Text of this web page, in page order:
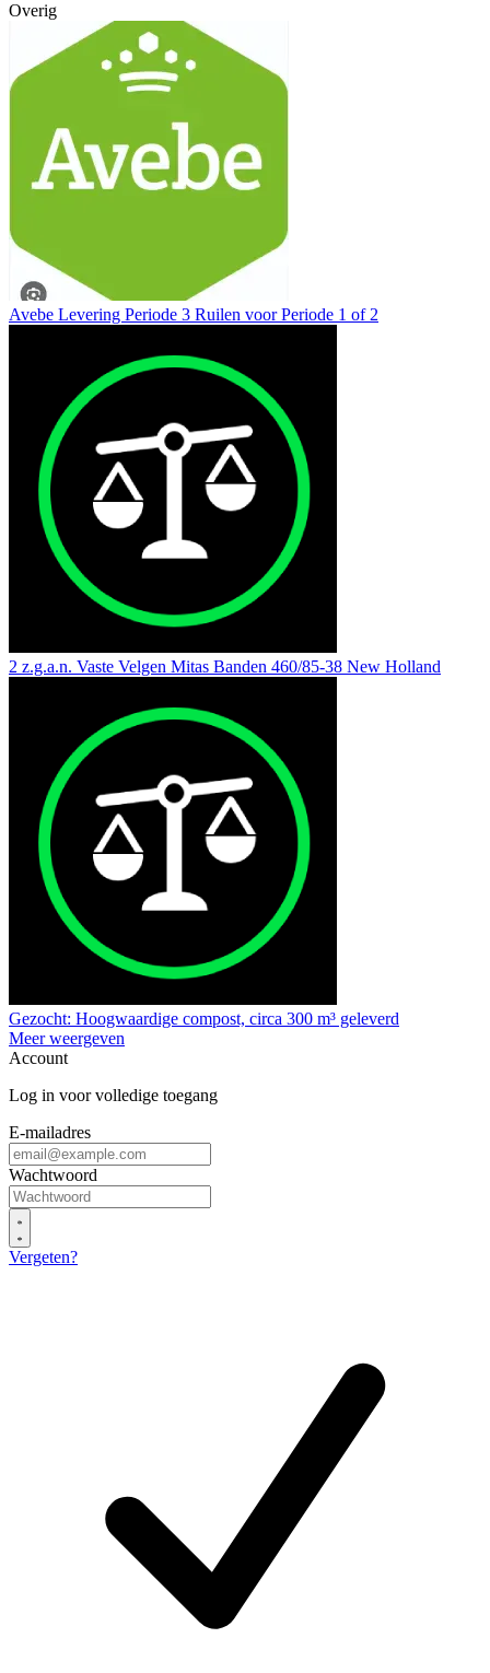
Overig
Avebe Levering Periode 3 Ruilen voor Periode 1 of 2
2 z.g.a.n. Vaste Velgen Mitas Banden 460/85-38 New Holland
Gezocht: Hoogwaardige compost, circa 300 m³ geleverd
Meer weergeven
Account
Log in voor volledige toegang
E-mailadres
Wachtwoord
Vergeten?